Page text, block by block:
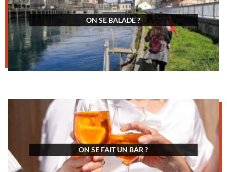
ON SE BALADE ?
ON SE FAIT UN BAR ?